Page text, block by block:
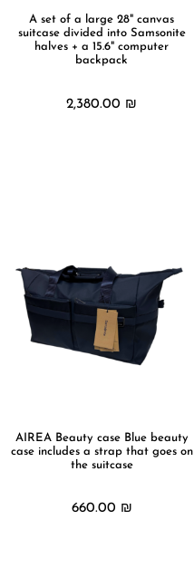
A set of a large 28" canvas
suitcase divided into Samsonite
halves + a 15.6" computer
backpack
2,380.00 ₪
AIREA Beauty case Blue beauty
case includes a strap that goes on
the suitcase
660.00 ₪